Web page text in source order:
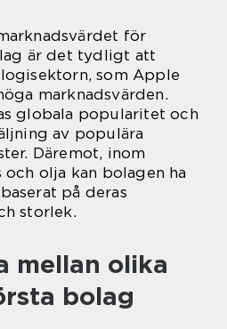
för
är det tydligt att
som Apple
marknadsvärden.
globala popularitet och
av populära
Däremot, inom
olja kan bolagen ha
på deras
storlek.
mellan olika
bolag